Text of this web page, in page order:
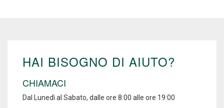
HAI BISOGNO DI AIUTO?
CHIAMACI
Dal Lunedì al Sabato, dalle ore 8:00 alle ore 19:00